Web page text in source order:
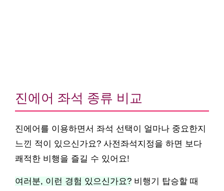
진에어 좌석 종류 비교
진에어를 이용하면서 좌석 선택이 얼마나 중요한지
느낀 적이 있으신가요? 사전좌석지정을 하면 보다
쾌적한 비행을 즐길 수 있어요!
여러분, 이런 경험 있으신가요? 비행기 탑승할 때